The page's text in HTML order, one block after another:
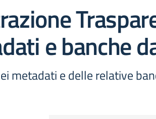
e banche
metadati e delle relative